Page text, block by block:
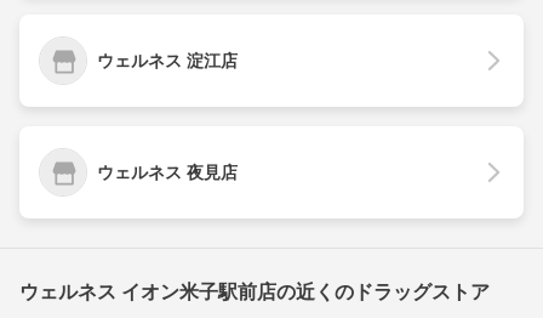
ウェルネス 淀江店
ウェルネス 夜見店
ウェルネス イオン米子駅前店の近くのドラッグストア